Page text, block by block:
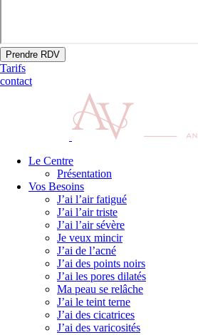
Prendre RDV
Tarifs
contact
Le Centre
Présentation
Vos Besoins
J’ai l’air fatigué
J’ai l’air triste
J’ai l’air sévère
Je veux mincir
J’ai de l’acné
J’ai des points noirs
J’ai les pores dilatés
Ma peau se relâche
J’ai le teint terne
J’ai des cicatrices
J’ai des varicosités